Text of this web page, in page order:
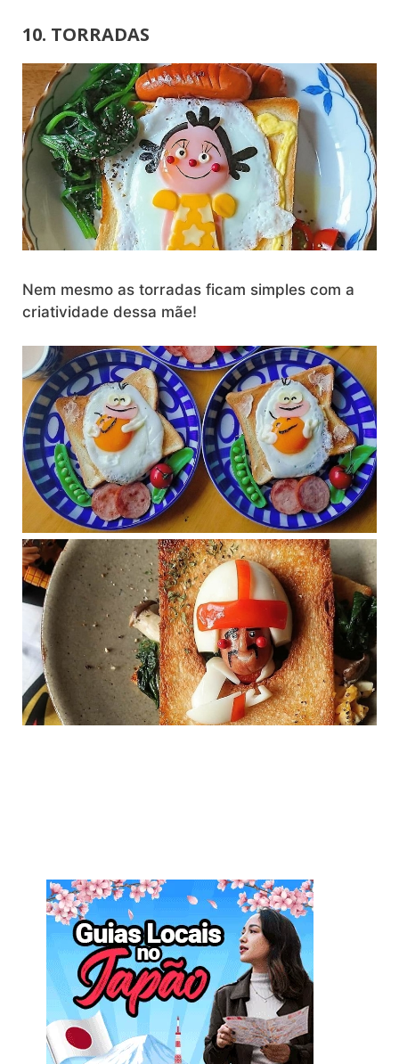
10. TORRADAS
Nem mesmo as torradas ficam simples com a
criatividade dessa mãe!